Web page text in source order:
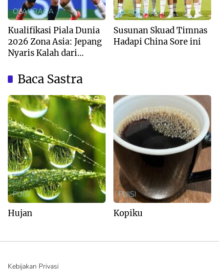
OLAHRAGA
Kualifikasi Piala Dunia
2026 Zona Asia: Jepang
Nyaris Kalah dari
OLAHRAGA
Susunan Skuad Timnas
Hadapi China Sore ini
Baca Sastra
PUISI
Hujan
PUISI
Kopiku
Kebijakan Privasi